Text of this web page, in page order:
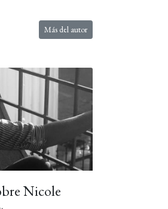
Más del autor
Nicole